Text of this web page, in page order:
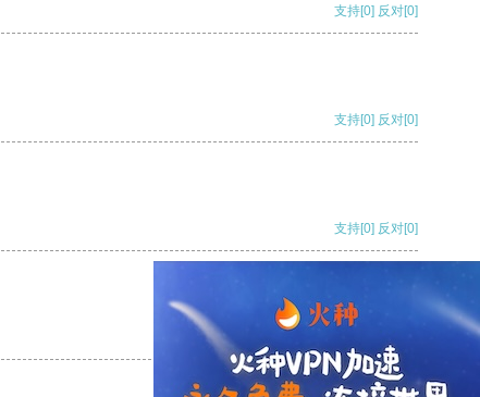
支持[0] 反对[0]
支持[0] 反对[0]
支持[0] 反对[0]